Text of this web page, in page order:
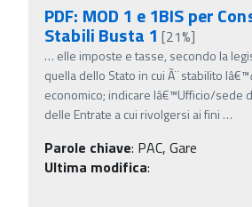
PDF: MOD 1 e 1BIS per
Stabili Busta 1[21%]
… elle imposte e tasse, secondo la
quella dello Stato in cui Ã¨ stabilito lâ€™
economico; indicare lâ€™Ufficio/sede
delle Entrate a cui rivolgersi ai fini …
Parole chiave: PAC, Gare
Ultima modifica: